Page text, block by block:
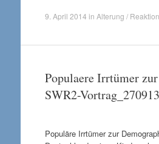
9. April 2014 in Alterung / Reaktion
Populaere Irrtümer
SWR2-Vortrag_270913
Populäre Irrtümer zur